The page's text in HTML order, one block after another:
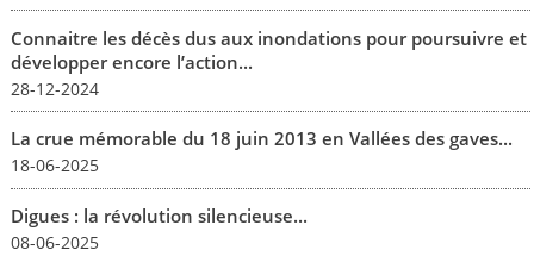
Connaitre les décès dus aux inondations pour poursuivre et
développer encore l’action...
28-12-2024
La crue mémorable du 18 juin 2013 en Vallées des gaves...
18-06-2025
Digues : la révolution silencieuse...
08-06-2025